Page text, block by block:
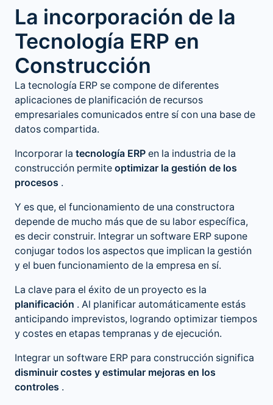
La incorporación de la
Tecnología ERP en
Construcción
La tecnología ERP se compone de diferentes
aplicaciones de planificación de recursos
empresariales comunicados entre sí con una base de
datos compartida.
Incorporar la tecnología ERP en la industria de la
construcción permite optimizar la gestión de los
procesos .
Y es que, el funcionamiento de una constructora
depende de mucho más que de su labor específica,
es decir construir. Integrar un software ERP supone
conjugar todos los aspectos que implican la gestión
y el buen funcionamiento de la empresa en sí.
La clave para el éxito de un proyecto es la
planificación . Al planificar automáticamente estás
anticipando imprevistos, logrando optimizar tiempos
y costes en etapas tempranas y de ejecución.
Integrar un software ERP para construcción significa
disminuir costes y estimular mejoras en los
controles .